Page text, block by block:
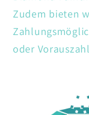
Zudem bieten
oder